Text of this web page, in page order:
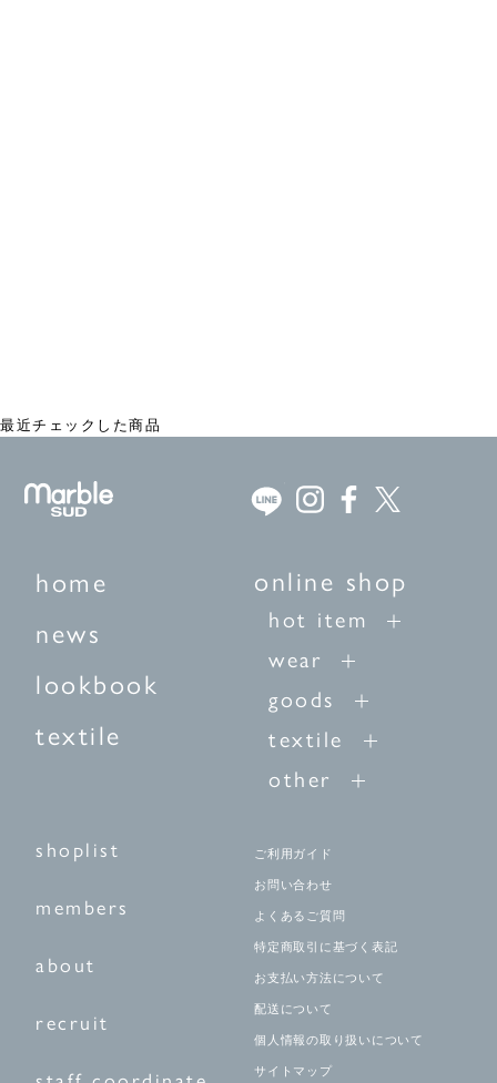
最近チェックした商品
home
news
lookbook
textile
online shop
hot item
wear
goods
textile
other
shoplist
members
about
recruit
ご利用ガイド
お問い合わせ
よくあるご質問
特定商取引に基づく表記
お支払い方法について
配送について
個人情報の取り扱いについて
サイトマップ